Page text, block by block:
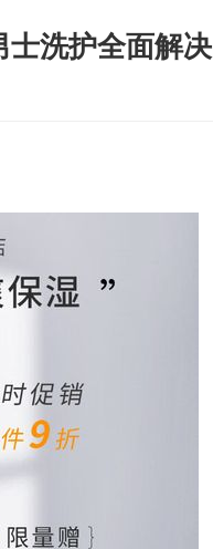
洗护全面解决